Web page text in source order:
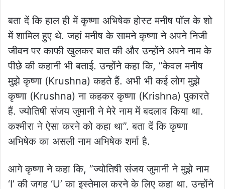
बता दें कि हाल ही में कृष्णा अभिषेक होस्ट मनीष पॉल के शो
में शामिल हुए थे. जहां मनीष के सामने कृष्णा ने अपने निजी
जीवन पर काफी खुलकर बात की और उन्होंने अपने नाम के
पीछे की कहानी भी बताई. उन्होंने कहा कि, ”केवल मनीष
मुझे कृष्णा (Krushna) कहते हैं. अभी भी कई लोग मुझे
कृष्णा (Krushna) ना कहकर कृष्णा (Krishna) पुकारते
हैं. ज्योतिषी संजय जुमानी ने मेरे नाम में बदलाव किया था.
कश्मीरा ने ऐसा करने को कहा था”. बता दें कि कृष्णा
अभिषेक का असली नाम अभिषेक शर्मा है.
आगे कृष्णा ने कहा कि, ”ज्योतिषी संजय जुमानी ने मुझे नाम
‘I’ की जगह ‘U’ का इस्तेमाल करने के लिए कहा था. उन्होंने